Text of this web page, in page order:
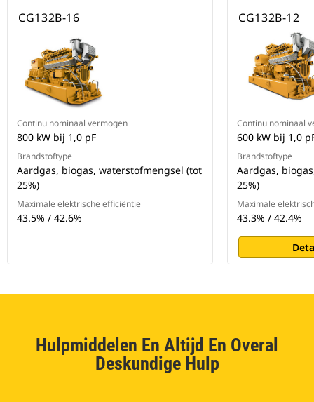
CG132B-16
Continu nominaal vermogen
800 kW bij 1,0 pF
Brandstoftype
Aardgas, biogas, waterstofmengsel (tot
25%)
Maximale elektrische efficiëntie
43.5% / 42.6%
CG132B-12
Continu nominaal
600 kW bij 1,0
Brandstoftype
Aardgas,
25%)
Maximale
43.3% / 42.4%
Hulpmiddelen En Altijd En Overal
Deskundige Hulp